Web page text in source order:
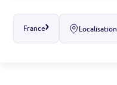
France Localisation